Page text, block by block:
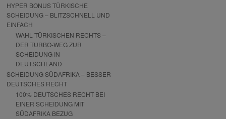
HYPER BONUS TÜRKISCHE
SCHEIDUNG – BLITZSCHNELL UND
EINFACH
WAHL TÜRKISCHEN RECHTS –
DER TURBO-WEG ZUR
SCHEIDUNG IN
DEUTSCHLAND
SCHEIDUNG SÜDAFRIKA – BESSER
DEUTSCHES RECHT
100% DEUTSCHES RECHT BEI
EINER SCHEIDUNG MIT
SÜDAFRIKA BEZUG